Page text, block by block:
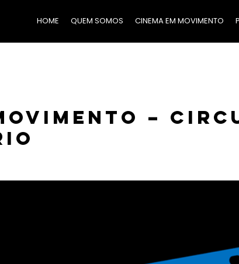
HOME QUEM SOMOS CINEMA EM MOVIMENTO
–